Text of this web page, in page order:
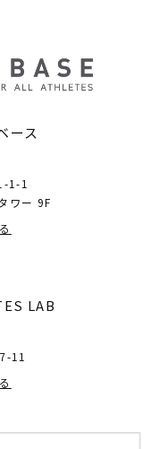
ース
1-1
ワー 9F
LAB
11